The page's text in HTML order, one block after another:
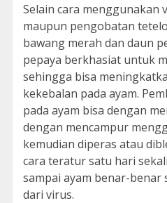
Selain cara menggunakan
maupun pengobatan
bawang merah dan daun
pepaya berkhasiat untuk
sehingga bisa
kekebalan pada ayam.
pada ayam bisa dengan
dengan mencampur
kemudian diperas atau
cara teratur satu hari
sampai ayam benar-benar
dari virus.